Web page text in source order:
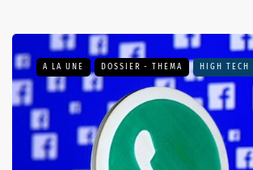
A LA UNE DOSSIER - THEMA HIGH TECH